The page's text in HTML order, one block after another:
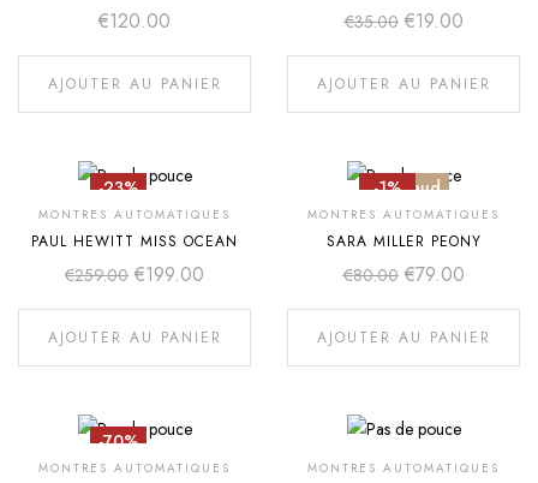
€120.00
AJOUTER AU PANIER
€35.00 €19.00
AJOUTER AU PANIER
-23%
MONTRES AUTOMATIQUES
PAUL HEWITT MISS OCEAN
€259.00 €199.00
AJOUTER AU PANIER
Chaud
-1%
MONTRES AUTOMATIQUES
SARA MILLER PEONY
€80.00 €79.00
AJOUTER AU PANIER
-70%
MONTRES AUTOMATIQUES MONTRES AUTOMATIQUES